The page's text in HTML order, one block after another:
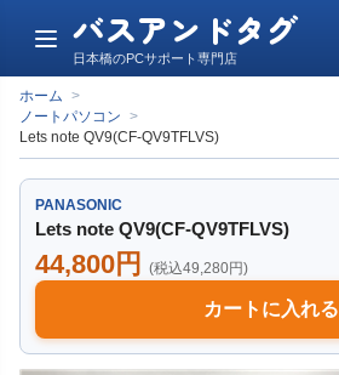
メ
ュ
ー
バスアンドタグ
日本橋のPCサポート専門店
ホーム >
ノートパソコン >
Lets note QV9(CF-QV9TFLVS)
PANASONIC
Lets note QV9(CF-QV9TFLVS)
44,800円 (税込49,280円)
カートに入れる